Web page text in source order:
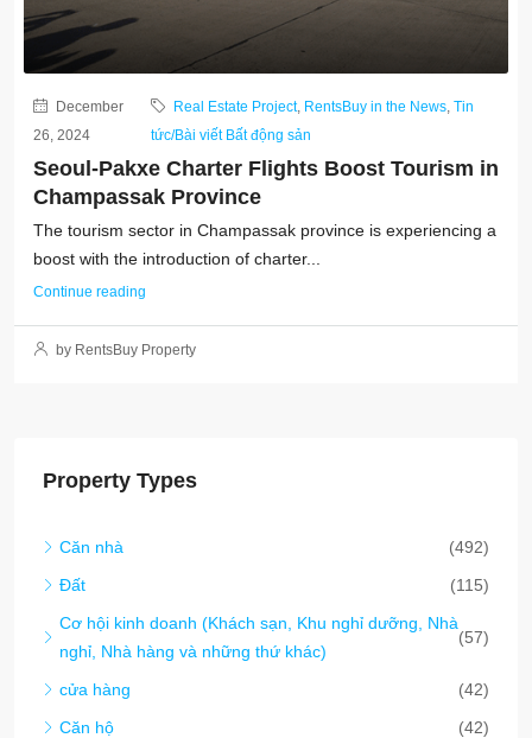
December
26, 2024
Real Estate Project, RentsBuy in the News, Tin
tức/Bài viết Bất động sản
Seoul-Pakxe Charter Flights Boost Tourism in
Champassak Province
The tourism sector in Champassak province is experiencing a
boost with the introduction of charter...
Continue reading
by RentsBuy Property
Property Types
Căn nhà
(492)
Đất
(115)
Cơ hội kinh doanh (Khách sạn, Khu nghỉ dưỡng, Nhà
nghỉ, Nhà hàng và những thứ khác)
(57)
cửa hàng
(42)
Căn hộ
(42)